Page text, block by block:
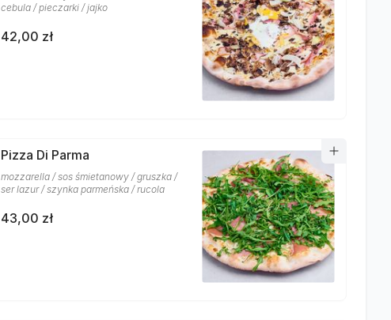
cebula / pieczarki / jajko
42,00 zł
Pizza Di Parma
mozzarella / sos śmietanowy / gruszka /
ser lazur / szynka parmeńska / rucola
43,00 zł